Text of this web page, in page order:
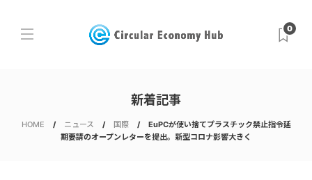
0
新着記事
HOME ニュース 国際
EuPCが使い捨てプラスチック禁止指令延
期要請のオープンレターを提出。新型コロナ影響大きく